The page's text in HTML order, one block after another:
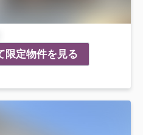
限定物件を見る